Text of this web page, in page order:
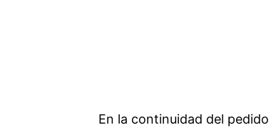
En la continuidad del